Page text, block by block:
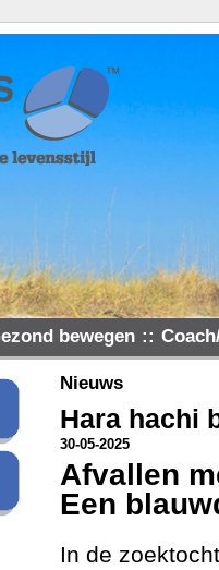
bewegen ::
Nieuws
Hara hachi
30-05-2025
Afvallen
Een
In de